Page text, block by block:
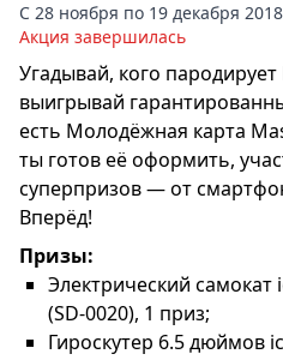
С 28 ноября по 19 декабря 2018
Акция завершилась
Угадывай, кого
выигрывай
есть Молодёжная карта
ты готов её оформить,
суперпризов — от
Вперёд!
Призы:
Электрический самокат
(SD-0020), 1 приз;
Гироскутер 6.5 дюймов